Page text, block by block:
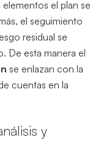
el plan se
el seguimiento
residual se
De esta manera el
se enlazan con la
cuentas en la
y